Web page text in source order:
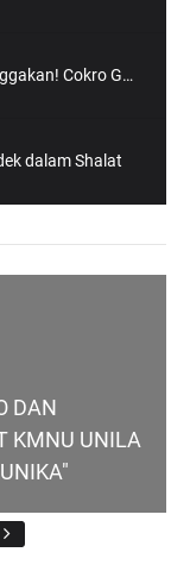
Prestasi Membanggakan! Cokro Guruh Santoso Raih Emas Olimpiade Biologi Puskanas
dalam Shalat
DAN
KMNU UNILA